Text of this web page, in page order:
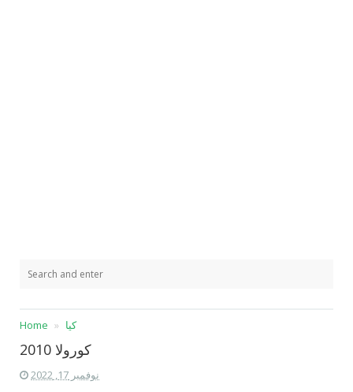
Home كيا
كورولا 2010
نوفمبر 17, 2022